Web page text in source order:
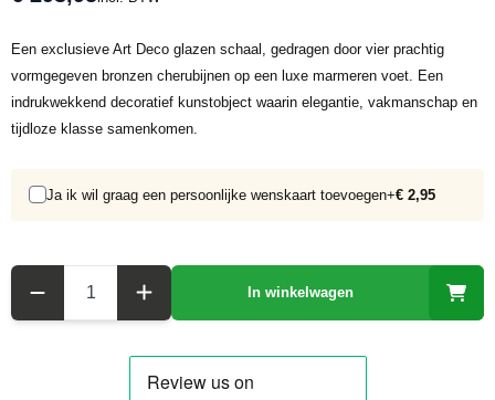
Een exclusieve Art Deco glazen schaal, gedragen door vier prachtig
vormgegeven bronzen cherubijnen op een luxe marmeren voet. Een
indrukwekkend decoratief kunstobject waarin elegantie, vakmanschap en
tijdloze klasse samenkomen.
Ja ik wil graag een persoonlijke wenskaart toevoegen+€ 2,95
In winkelwagen